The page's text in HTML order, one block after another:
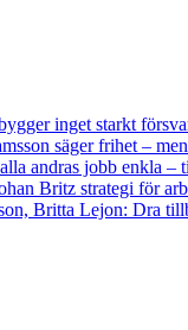
inget starkt
säger frihet –
andras jobb enkla –
Britz strategi för
Britta Lejon: Dra